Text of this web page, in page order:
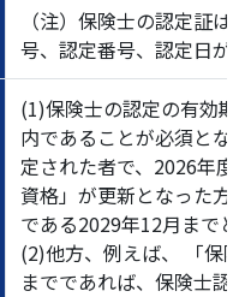
（注）保険士の認定証
号、認定番号、認定日が
(1)保険士の認定の有効
内であることが必須とな
定された者で、2026年
資格」が更新となった方
である2029年12月までと
(2)他方、例えば、 「保
までであれば、保険士認